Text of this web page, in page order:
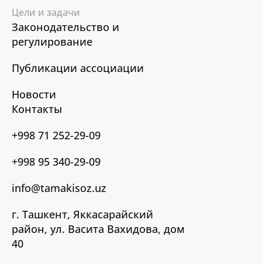
Цели и задачи
Законодательство и
регулирование
Публикации ассоциации
Новости
Контакты
+998 71 252-29-09
+998 95 340-29-09
info@tamakisoz.uz
г. Ташкент, Яккасарайский
район, ул. Васита Вахидова, дом
40